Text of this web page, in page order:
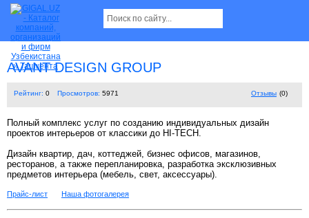
AVANT DESIGN GROUP
Рейтинг: 0 Просмотров: 5971 Отзывы (0)
Полный комплекс услуг по созданию индивидуальных дизайн
проектов интерьеров от классики до HI-TECH.
Дизайн квартир, дач, коттеджей, бизнес офисов, магазинов,
ресторанов, а также перепланировка, разработка эксклюзивных
предметов интерьера (мебель, свет, аксессуары).
Прайс-лист Наша фотогалерея